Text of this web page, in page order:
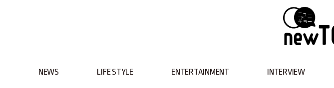
NEWS LIFE STYLE ENTERTAINMENT INTERVIEW